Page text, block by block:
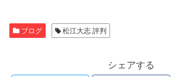
ブログ 松江大志 評判
シェアする